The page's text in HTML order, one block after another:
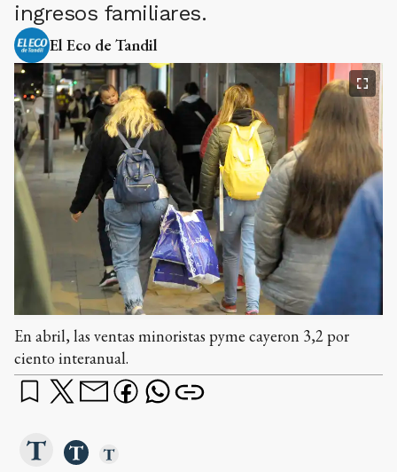
ingresos familiares.
El Eco de Tandil
En abril, las ventas minoristas pyme cayeron 3,2 por
ciento interanual.